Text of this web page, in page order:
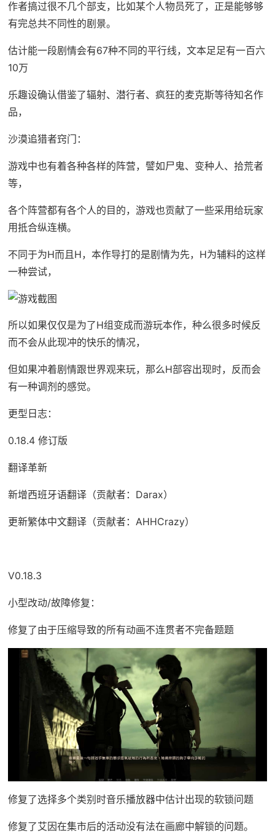
作者搞过很不几个部支，比如某个人物员死了，正是能够够
有完总共不同性的剧景。
估计能一段剧情会有67种不同的平行线，文本足足有一百六
10万
乐趣设确认借鉴了辐射、潜行者、疯狂的麦克斯等待知名作
品，
沙漠追猎者窍门：
游戏中也有着各种各样的阵营，譬如尸鬼、变种人、拾荒者
等，
各个阵营都有各个人的目的，游戏也贡献了一些采用给玩家
用抵合纵连横。
不同于为H而且H，本作导打的是剧情为先，H为辅料的这样
一种尝试，
所以如果仅仅是为了H组变成而游玩本作，种么很多时候反
而不会从此现冲的快乐的情况，
但如果冲着剧情跟世界观来玩，那么H部容出现时，反而会
有一种调剂的感觉。
更型日志：
0.18.4 修订版
翻译革新
新增西班牙语翻译（贡献者：Darax）
更新繁体中文翻译（贡献者：AHHCrazy）
V0.18.3
小型改动/故障修复：
修复了由于压缩导致的所有动画不连贯者不完备题题
修复了选择多个类别时音乐播放器中估计出现的软锁问题
修复了艾因在集市后的活动没有法在画廊中解锁的问题。